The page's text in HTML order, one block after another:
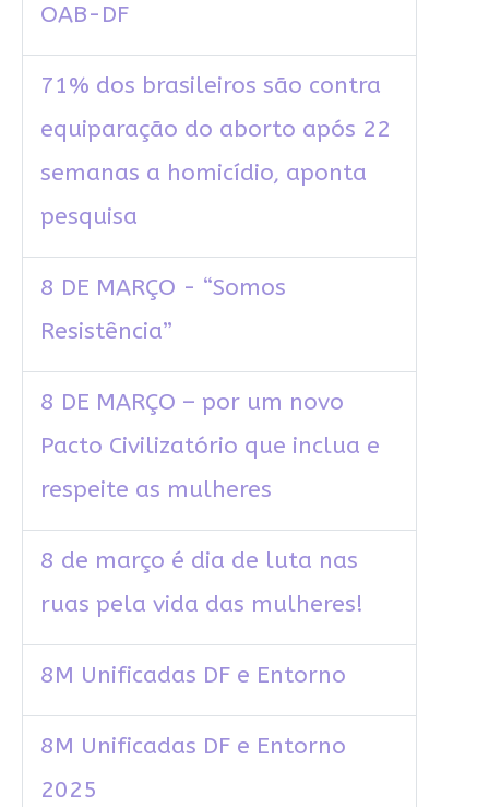
OAB-DF
71% dos brasileiros são contra
equiparação do aborto após 22
semanas a homicídio, aponta
pesquisa
8 DE MARÇO - “Somos
Resistência”
8 DE MARÇO – por um novo
Pacto Civilizatório que inclua e
respeite as mulheres
8 de março é dia de luta nas
ruas pela vida das mulheres!
8M Unificadas DF e Entorno
8M Unificadas DF e Entorno
2025